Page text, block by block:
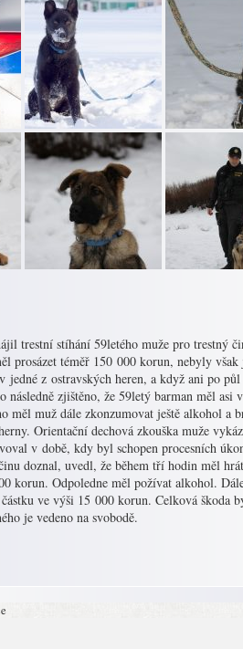
trestní stíhání 59letého muže pro trestný
prosázet téměř 150 000 korun, nebyly
jedné z ostravských heren, a když ani po
následně zjištěno, že 59letý barman měl
měl muž dále zkonzumovat ještě alkohol a
Orientační dechová zkouška muže
v době, kdy byl schopen procesních
doznal, uvedl, že během tří hodin měl
korun. Odpoledne měl požívat alkohol.
částku ve výši 15 000 korun. Celková škoda
je vedeno na svobodě.